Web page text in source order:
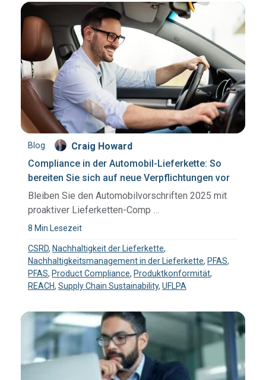
Blog
Craig Howard
Compliance in der Automobil-Lieferkette: So
bereiten Sie sich auf neue Verpflichtungen vor
Bleiben Sie den Automobilvorschriften 2025 mit
proaktiver Lieferketten-Comp …
8 Min Lesezeit
CSRD, Nachhaltigkeit der Lieferkette,
Nachhaltigkeitsmanagement in der Lieferkette, PFAS,
PFAS, Product Compliance, Produktkonformität,
REACH,Supply Chain Sustainability,UFLPA